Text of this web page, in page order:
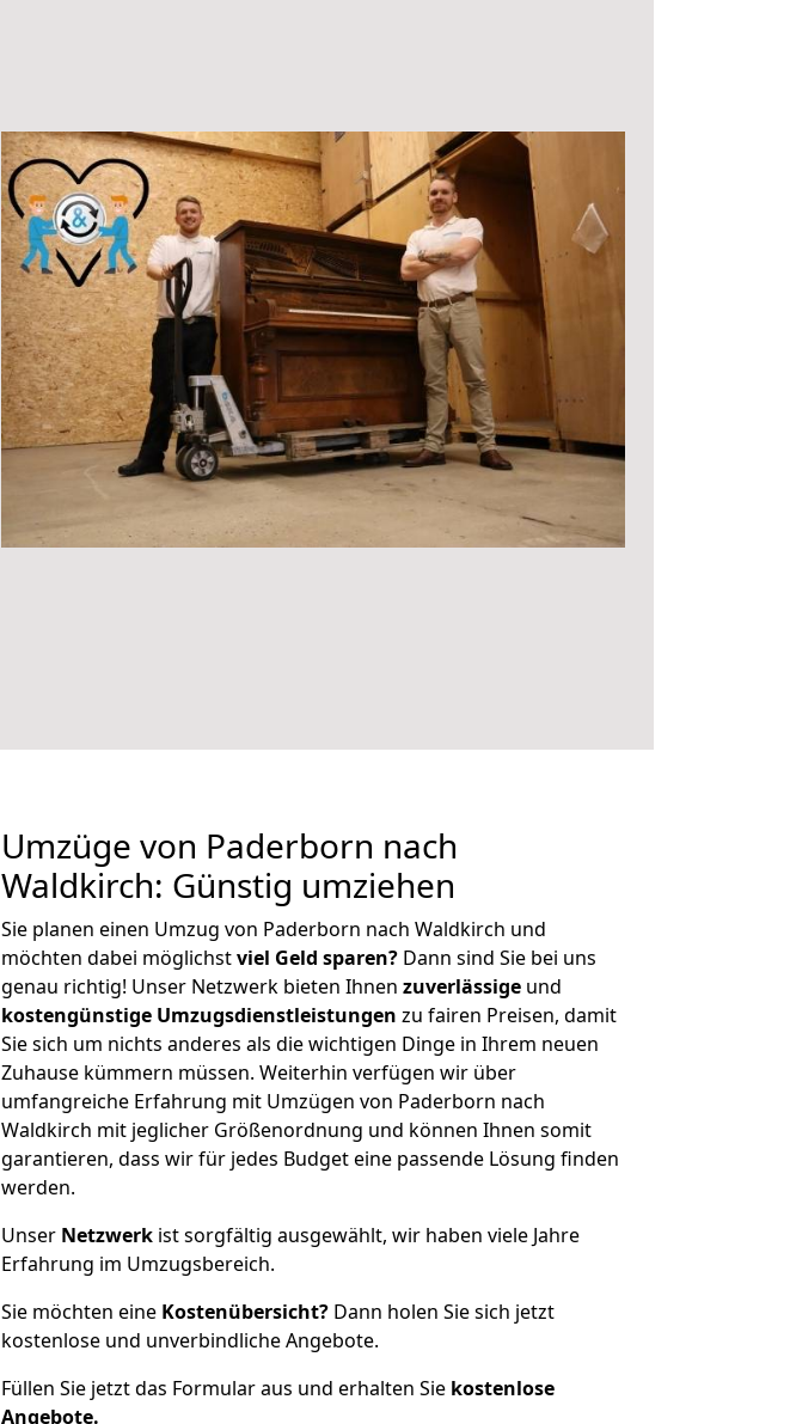
Umzüge von Paderborn nach
Waldkirch: Günstig umziehen
Sie planen einen Umzug von Paderborn nach Waldkirch und
möchten dabei möglichstviel Geld sparen? Dann sind Sie bei uns
genau richtig! Unser Netzwerk bieten Ihnen zuverlässige und
kostengünstige Umzugsdienstleistungen zu fairen Preisen, damit
Sie sich um nichts anderes als die wichtigen Dinge in Ihrem neuen
Zuhause kümmern müssen. Weiterhin verfügen wir über
umfangreiche Erfahrung mit Umzügen von Paderborn nach
Waldkirch mit jeglicher Größenordnung und können Ihnen somit
garantieren, dass wir für jedes Budget eine passende Lösung finden
werden.
Unser Netzwerk ist sorgfältig ausgewählt, wir haben viele Jahre
Erfahrung im Umzugsbereich.
Sie möchten eine Kostenübersicht? Dann holen Sie sich jetzt
kostenlose und unverbindliche Angebote.
Füllen Sie jetzt das Formular aus und erhalten Sie kostenlose
Angebote.